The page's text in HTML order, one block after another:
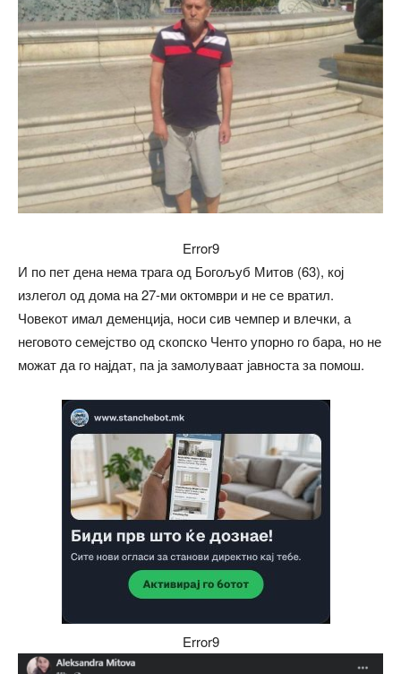
Error9
И по пет дена нема трага од Богољуб Митов (63), кој
излегол од дома на 27-ми октомври и не се вратил.
Човекот имал деменција, носи сив чемпер и влечки, а
неговото семејство од скопско Ченто упорно го бара, но не
можат да го најдат, па ја замолуваат јавноста за помош.
Error9